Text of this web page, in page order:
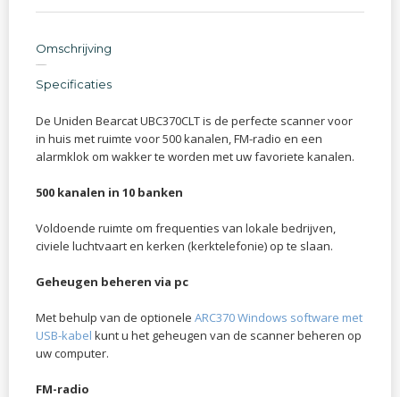
Omschrijving
Specificaties
De Uniden Bearcat UBC370CLT is de perfecte scanner voor
in huis met ruimte voor 500 kanalen, FM-radio en een
alarmklok om wakker te worden met uw favoriete kanalen.
500 kanalen in 10 banken
Voldoende ruimte om frequenties van lokale bedrijven,
civiele luchtvaart en kerken (kerktelefonie) op te slaan.
Geheugen beheren via pc
Met behulp van de optionele ARC370 Windows software met
USB-kabel kunt u het geheugen van de scanner beheren op
uw computer.
FM-radio